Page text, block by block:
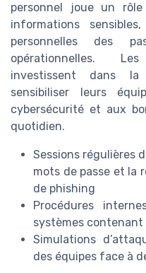
personnel joue un
informations
personnelles des
opérationnelles.
investissent dans
sensibiliser leurs
cybersécurité et aux
quotidien.
Sessions régulières
mots de passe et la
de phishing
Procédures
systèmes
Simulations
des équipes face à